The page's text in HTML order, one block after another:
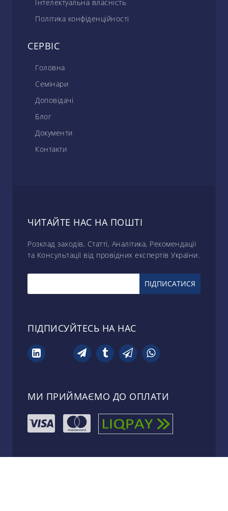
Інтелектуальна власність
Політика конфіденційності
СЕРВІС
Головна
Семінари
Доповідачі
Блог
Документи
Контакти
ЧИТАЙТЕ НАС НА ПОШТІ
Розклад заходів, Статті, Аналітика, Рекомендації
та Консультації від провідних експертів України.
ПІДПИСУЙТЕСЬ НА НАС
МИ ПРИЙМАЄМО ДО ОПЛАТИ